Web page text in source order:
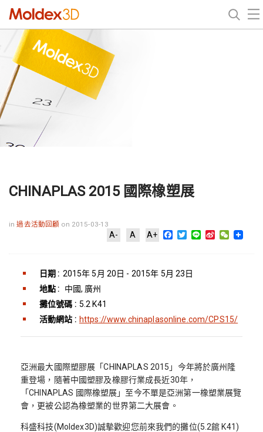
CHINAPLAS 2015 國際橡塑展
in過去活動回顧 on 2015-03-13
A- A A+ Facebook
Twitter
Line Sina WeChat
日期 : 2015年 5月 20日 - 2015年 5月 23日
地點 :
中國, 廣州
攤位號碼 : 5.2 K41
活動網站 : https://www.chinaplasonline.com/CPS15/
亞洲最大國際塑膠展「CHINAPLAS 2015」今年將於廣州隆
重登場，隨著中國塑膠及橡膠行業成長近30年，
「CHINAPLAS 國際橡塑展」至今不單是亞洲第一橡塑業展覽
會，更被公認為橡塑業的世界第二大展會。
科盛科技(Moldex3D)誠摰歡迎您前來我們的攤位(5.2館 K41)